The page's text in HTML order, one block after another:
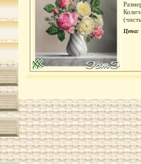
Цена: